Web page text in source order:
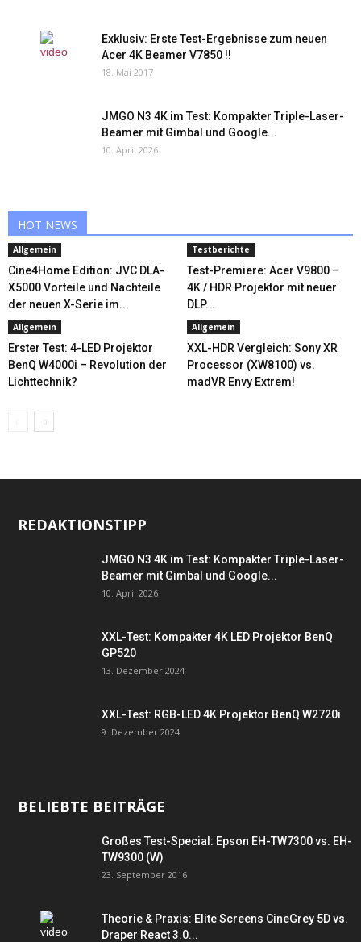
Exklusiv: Erste Test-Ergebnisse zum neuen
Acer 4K Beamer V7850 !!
18. Mai 2017
JMGO N3 4K im Test: Kompakter Triple-Laser-
Beamer mit Gimbal und Google...
10. April 2026
HOT NEWS
Allgemein
Cine4Home Edition: JVC DLA-
X5000 Vorteile und Nachteile
der neuen X-Serie im...
Testberichte
Test-Premiere: Acer V9800 –
4K / HDR Projektor mit neuer
DLP...
Allgemein
Erster Test: 4-LED Projektor
BenQ W4000i – Revolution der
Lichttechnik?
Allgemein
XXL-HDR Vergleich: Sony XR
Processor (XW8100) vs.
madVR Envy Extrem!
REDAKTIONSTIPP
JMGO N3 4K im Test: Kompakter Triple-Laser-
Beamer mit Gimbal und Google...
10. April 2026
XXL-Test: Kompakter 4K LED Projektor BenQ
GP520
13. Dezember 2024
XXL-Test: RGB-LED 4K Projektor BenQ W2720i
9. Dezember 2024
BELIEBTE BEITRÄGE
Großes Test-Special: Epson EH-TW7300 vs. EH-
TW9300 (W)
23. September 2016
Theorie & Praxis: Elite Screens CineGrey 5D vs.
Draper React 3.0...